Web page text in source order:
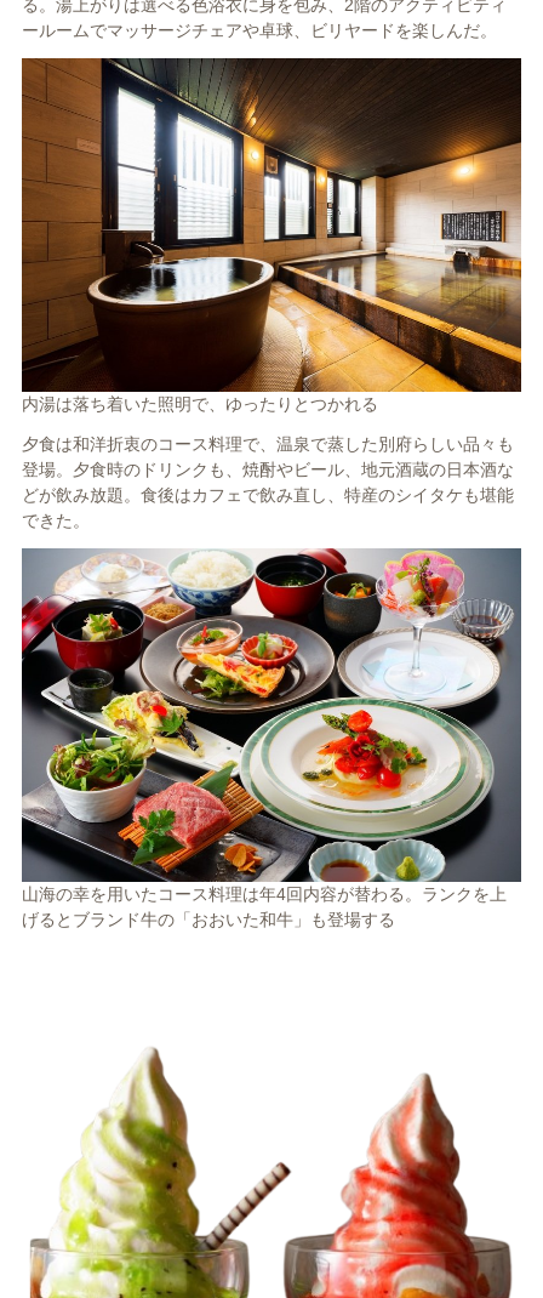
る。湯上がりは選べる色浴衣に身を包み、2階のアクティビティ
ールームでマッサージチェアや卓球、ビリヤードを楽しんだ。
内湯は落ち着いた照明で、ゆったりとつかれる
夕食は和洋折衷のコース料理で、温泉で蒸した別府らしい品々も
登場。夕食時のドリンクも、焼酎やビール、地元酒蔵の日本酒な
どが飲み放題。食後はカフェで飲み直し、特産のシイタケも堪能
できた。
山海の幸を用いたコース料理は年4回内容が替わる。ランクを上
げるとブランド牛の「おおいた和牛」も登場する